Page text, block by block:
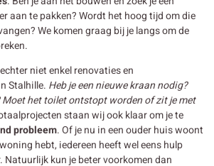
aan te pakken? Wordt het hoog tijd om die
We komen graag bij je langs om de
niet enkel renovaties en
Stalhille. Heb je een nieuwe kraan nodig?
het toilet ontstopt worden of zit je met
staan wij ook klaar om je te
probleem. Of je nu in een ouder huis woont
hebt, iedereen heeft wel eens hulp
kun je beter voorkomen dan